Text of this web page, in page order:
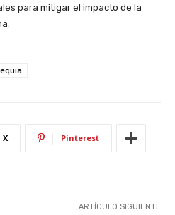
para mitigar el impacto de la
X Pinterest
ARTÍCULO SIGUIENTE